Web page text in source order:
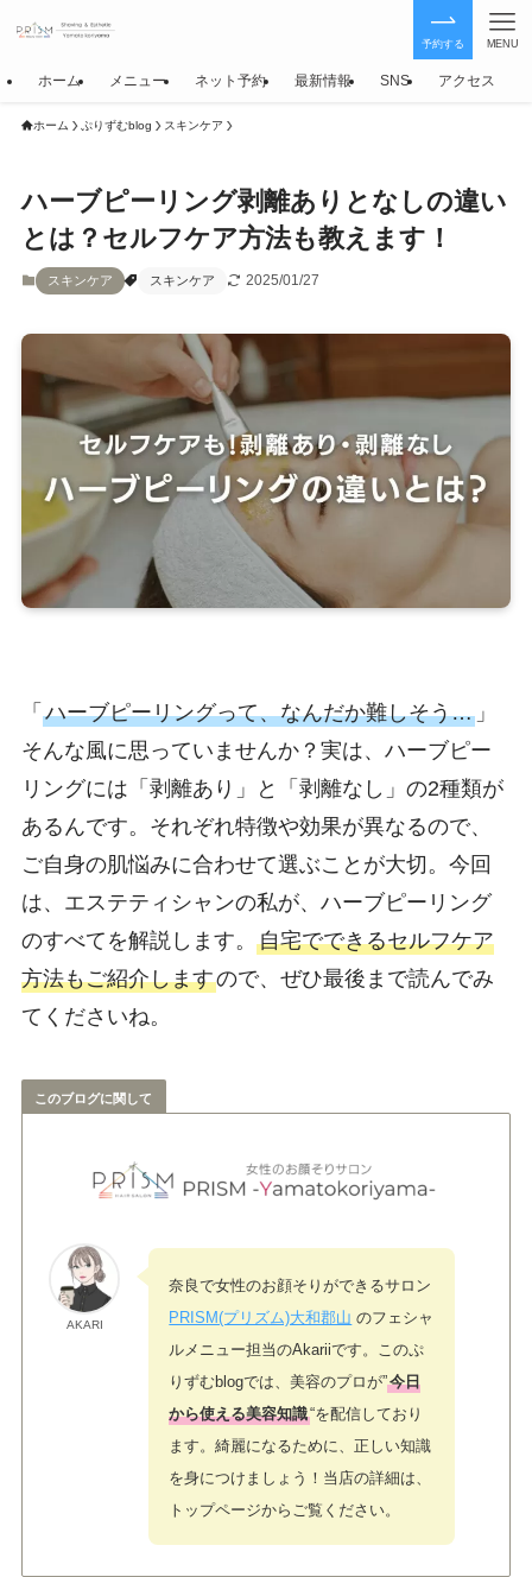
予約する MENU
ホーム メニュー ネット予約 最新情報 SNS アクセス
ホーム ぷりずむblog スキンケア
ハーブピーリング剥離ありとなしの違い
とは？セルフケア方法も教えます！
スキンケア スキンケア 2025/01/27
「 ハーブピーリングって、なんだか難しそう…」
そんな風に思っていませんか？実は、ハーブピー
リングには「剥離あり」と「剥離なし」の2種類が
あるんです。それぞれ特徴や効果が異なるので、
ご自身の肌悩みに合わせて選ぶことが大切。今回
は、エステティシャンの私が、ハーブピーリング
のすべてを解説します。 自宅でできるセルフケア
方法もご紹介しますので、ぜひ最後まで読んでみ
てくださいね。
このブログに関して
AKARI
奈良で女性のお顔そりができるサロン
PRISM(プリズム)大和郡山 のフェシャ
ルメニュー担当のAkariiです。このぷ
りずむblogでは、美容のプロが”今日
から使える美容知識“を配信しており
ます。綺麗になるために、正しい知識
を身につけましょう！当店の詳細は、
トップページからご覧ください。